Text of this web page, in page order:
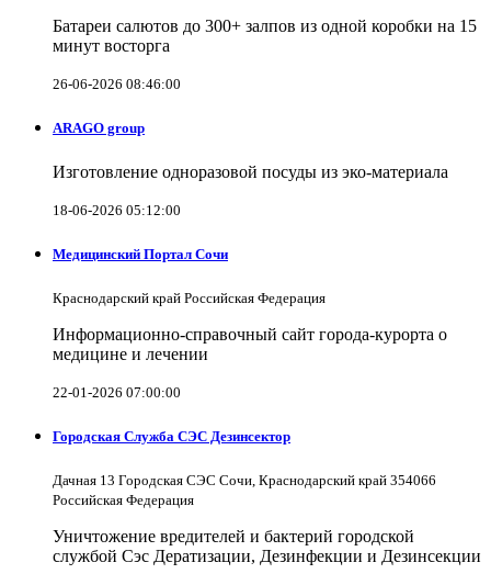
Батареи салютов до 300+ залпов из одной коробки на 15
минут восторга
26-06-2026 08:46:00
ARAGO group
Изготовление одноразовой посуды из эко-материала
18-06-2026 05:12:00
Медицинский Портал Сочи
Краснодарский край Российская Федерация
Информационно-справочный сайт города-курорта о
медицине и лечении
22-01-2026 07:00:00
Городская Служба СЭС Дезинсектор
Дачная 13 Городская СЭС Сочи, Краснодарский край 354066
Российская Федерация
Уничтожение вредителей и бактерий городской
службой Сэс Дератизации, Дезинфекции и Дезинсекции